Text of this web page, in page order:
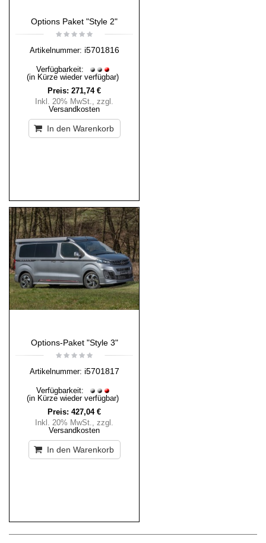
Options Paket "Style 2"
Artikelnummer: i5701816
Verfügbarkeit:
(in Kürze wieder verfügbar)
Preis: 271,74 €
Inkl. 20% MwSt., zzgl.
Versandkosten
In den Warenkorb
Options-Paket "Style 3"
Artikelnummer: i5701817
Verfügbarkeit:
(in Kürze wieder verfügbar)
Preis: 427,04 €
Inkl. 20% MwSt., zzgl.
Versandkosten
In den Warenkorb